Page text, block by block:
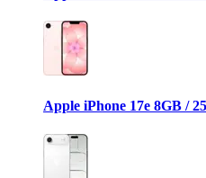
Apple iPhone 17e 8GB /